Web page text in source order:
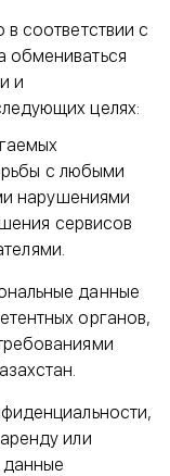
соответствии с
обмениваться
и
целях:
с любыми
нарушениями
сервисов
данные
органов,
или